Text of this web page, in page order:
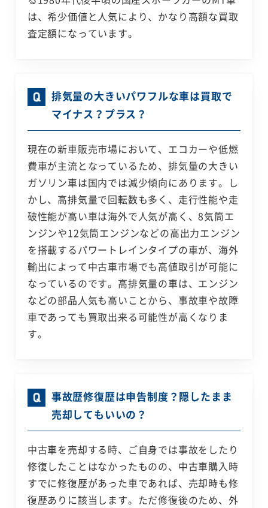
は、希少価値と人気により、かなり高額な買取
査定額になっています。
排気量の大きいパワフルな車は買取で
マイナス？プラス？
現在の新車販売市場において、エコカーや低燃
費車が主流となっているため、排気量の大きい
ガソリン車は国内では減少傾向にあります。し
かし、高排気量で回転数も多く、走行性能や走
破性能が高い車は海外で人気が高く、8気筒エ
ンジンや12気筒エンジンなどの高出力エンジン
を搭載するパワートレインタイプの車が、海外
輸出によって中古車市場でも高値取引が可能に
なっているのです。高排気量の車は、エンジン
などの部品人気も高いことから、事故車や故障
車であっても買取出来る可能性が高くなりま
す。
事故歴修復歴は申告制度？隠したまま
売却してもいいの？
中古車を売却する時、ご自身では事故をしたり
修復したことはなかったものの、中古車購入時
すでに修復歴があった車であれば、売却時も修
復歴ありに該当します。ただ修復後のため、外